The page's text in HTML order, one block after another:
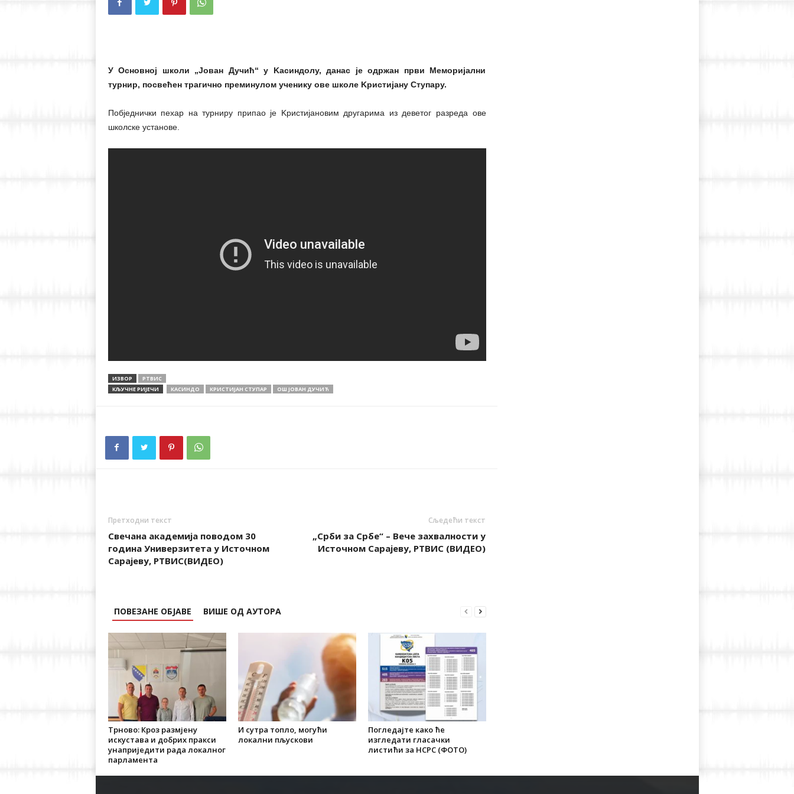
У Основној школи „Јован Дучић“ у Kасиндолу, данас је одржан први Меморијални
турнир, посвећен трагично преминулом ученику ове школе Kристијану Ступару.
Побједнички пехар на турниру припао је Kристијановим другарима из деветог разреда ове
школске установе.
ИЗВОР
РТВИС
КЉУЧНЕ РИЈЕЧИ
КАСИНДО КРИСТИЈАН СТУПАР ОШ ЈОВАН ДУЧИЋ
Претходни текст
Свечана академија поводом 30
година Универзитета у Источном
Сарајеву, РТВИС(ВИДЕО)
Сљедећи текст
„Срби за Србе“ – Вече захвалности у
Источном Сарајеву, РТВИС (ВИДЕО)
ПОВЕЗАНЕ ОБЈАВЕ ВИШЕ ОД АУТОРА
Трново: Кроз размјену
искустава и добрих пракси
унаприједити рада локалног
парламента
И сутра топло, могући
локални пљускови
Погледајте како ће
изгледати гласачки
листићи за НСРС (ФОТО)